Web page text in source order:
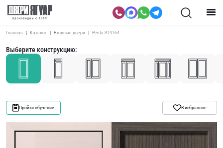
Главная Каталог Входные двери Penta 314164
Выберите конструкцию:
Пройти обучение В избранное